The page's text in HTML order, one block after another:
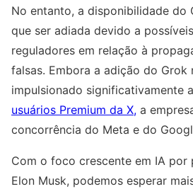
No entanto, a disponibilidade do
que ser adiada devido a
reguladores em relação à
falsas. Embora a adição do Grok
impulsionado significativamente
usuários Premium da X, a
concorrência do Meta e do
Com o foco crescente em IA por
Elon Musk, podemos esperar